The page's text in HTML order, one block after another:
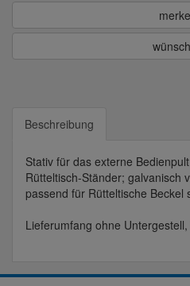
Beschreibung
Stativ für das externe
Rütteltisch-Ständer; galvanisch
passend für Rütteltische Beckel
Lieferumfang ohne